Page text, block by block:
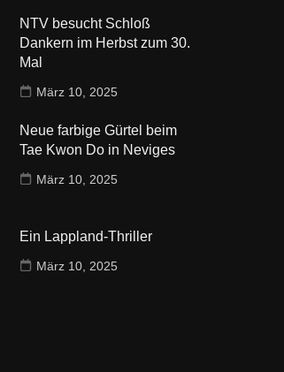
NTV besucht Schloß
Dankern im Herbst zum 30.
Mal
März 10, 2025
Neue farbige Gürtel beim
Tae Kwon Do in Neviges
März 10, 2025
Ein Lappland-Thriller
März 10, 2025